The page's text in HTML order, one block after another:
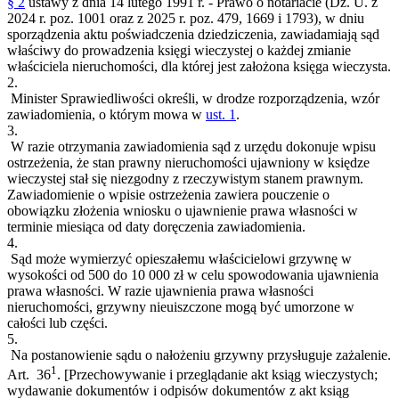
2024 r. poz. 1001 oraz z 2025 r. poz. 479, 1669 i 1793), w dniu
sporządzenia aktu poświadczenia dziedziczenia, zawiadamiają sąd
właściwy do prowadzenia księgi wieczystej o każdej zmianie
właściciela nieruchomości, dla której jest założona księga wieczysta.
2.
Minister Sprawiedliwości określi, w drodze rozporządzenia, wzór
zawiadomienia, o którym mowa w ust. 1 .
3.
W razie otrzymania zawiadomienia sąd z urzędu dokonuje wpisu
ostrzeżenia, że stan prawny nieruchomości ujawniony w księdze
wieczystej stał się niezgodny z rzeczywistym stanem prawnym.
Zawiadomienie o wpisie ostrzeżenia zawiera pouczenie o
obowiązku złożenia wniosku o ujawnienie prawa własności w
terminie miesiąca od daty doręczenia zawiadomienia.
4.
Sąd może wymierzyć opieszałemu właścicielowi grzywnę w
wysokości od 500 do 10 000 zł w celu spowodowania ujawnienia
prawa własności. W razie ujawnienia prawa własności
nieruchomości, grzywny nieuiszczone mogą być umorzone w
całości lub części.
5.
Na postanowienie sądu o nałożeniu grzywny przysługuje zażalenie.
Art. 361 . [Przechowywanie i przeglądanie akt ksiąg wieczystych;
wydawanie dokumentów i odpisów dokumentów z akt ksiąg